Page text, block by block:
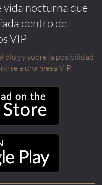
vida nocturna que
dentro de
VIP
blog y sobre la posibilidad
a una mesa VIP.